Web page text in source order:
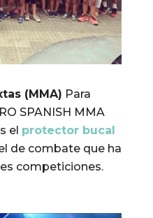
(MMA) Para
SPANISH MMA
el protector bucal
de combate que ha
competiciones.